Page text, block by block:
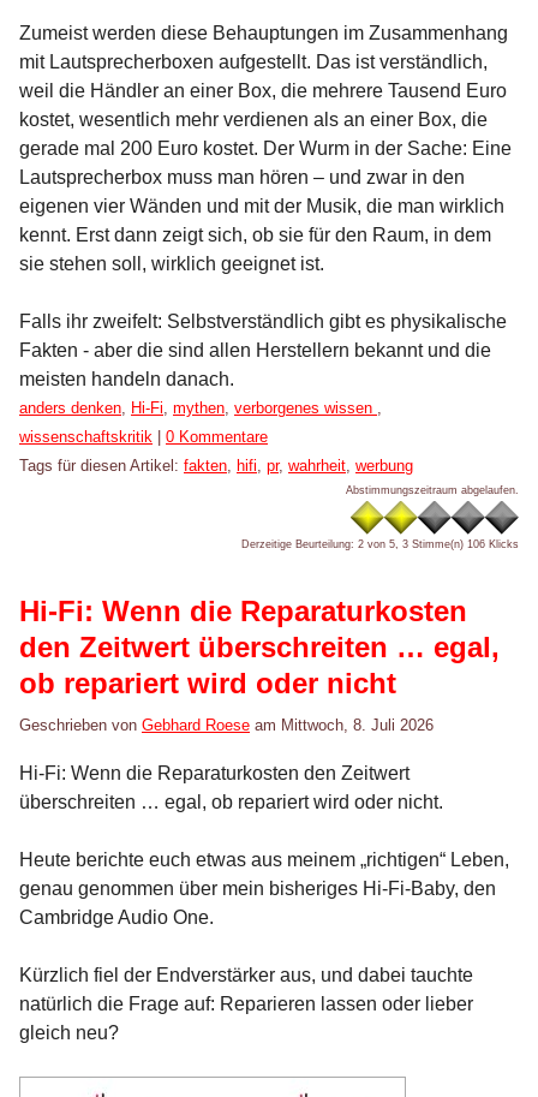
Zumeist werden diese Behauptungen im Zusammenhang
mit Lautsprecherboxen aufgestellt. Das ist verständlich,
weil die Händler an einer Box, die mehrere Tausend Euro
kostet, wesentlich mehr verdienen als an einer Box, die
gerade mal 200 Euro kostet. Der Wurm in der Sache: Eine
Lautsprecherbox muss man hören – und zwar in den
eigenen vier Wänden und mit der Musik, die man wirklich
kennt. Erst dann zeigt sich, ob sie für den Raum, in dem
sie stehen soll, wirklich geeignet ist.
Falls ihr zweifelt: Selbstverständlich gibt es physikalische
Fakten - aber die sind allen Herstellern bekannt und die
meisten handeln danach.
Kategorien:
anders denken, Hi-Fi, mythen, verborgenes wissen ,
wissenschaftskritik
0 Kommentare
Tags für diesen Artikel: fakten, hifi, pr, wahrheit, werbung
Abstimmungszeitraum abgelaufen.
Derzeitige Beurteilung: 2 von 5, 3 Stimme(n) 106 Klicks
Hi-Fi: Wenn die Reparaturkosten
den Zeitwert überschreiten … egal,
ob repariert wird oder nicht
Geschrieben von Gebhard Roese am Mittwoch, 8. Juli 2026
Hi-Fi: Wenn die Reparaturkosten den Zeitwert
überschreiten … egal, ob repariert wird oder nicht.
Heute berichte euch etwas aus meinem „richtigen“ Leben,
genau genommen über mein bisheriges Hi-Fi-Baby, den
Cambridge Audio One.
Kürzlich fiel der Endverstärker aus, und dabei tauchte
natürlich die Frage auf: Reparieren lassen oder lieber
gleich neu?